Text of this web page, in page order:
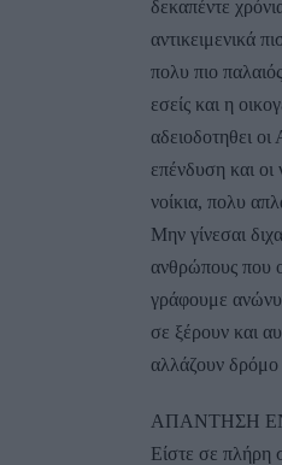
δεκαπέντε
αντικειμενικά
πολυ πιο
εσείς και η
αδειοδοτηθει
επένδυση και
νοίκια, πολυ
Μην γίνεσαι
ανθρώπους που
γράφουμε
σε ξέρουν και
αλλάζουν
ΑΠΑΝΤΗΣΗ
Είστε σε πλήρη